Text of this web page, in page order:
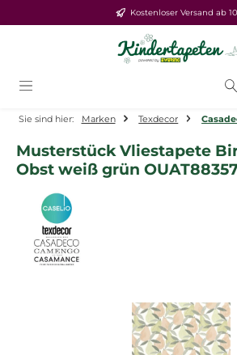
Zum Hauptinhalt springenKostenloser Versand ab
Sie sind hier: Marken Texdecor
Musterstück Vliestapete
Obst weiß grün
Bildergalerie überspringen